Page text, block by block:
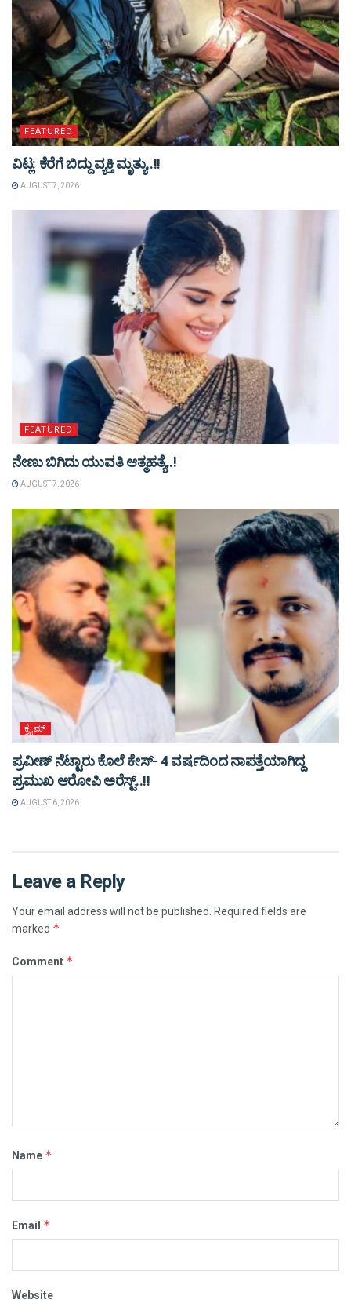
FEATURED
ವಿಟ್ಲ: ಕೆರೆಗೆ ಬಿದ್ದು ವ್ಯಕ್ತಿ ಮೃತ್ಯು..!!
AUGUST 7, 2026
FEATURED
ನೇಣು ಬಿಗಿದು ಯುವತಿ ಆತ್ಮಹತ್ಯೆ..!
AUGUST 7, 2026
ಕ್ರೈಮ್
ಪ್ರವೀಣ್ ನೆಟ್ಟಾರು ಕೊಲೆ ಕೇಸ್‌- 4 ವರ್ಷದಿಂದ ನಾಪತ್ತೆಯಾಗಿದ್ದ
ಪ್ರಮುಖ ಆರೋಪಿ ಅರೆಸ್ಟ್‌..!!
AUGUST 6, 2026
Leave a Reply
Your email address will not be published. Required fields are
marked *
Comment *
Name *
Email *
Website